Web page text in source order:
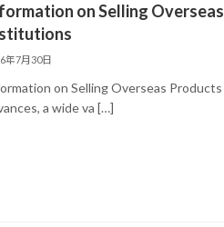
on Selling
年7月30日
on Selling Overseas
a wide va […]